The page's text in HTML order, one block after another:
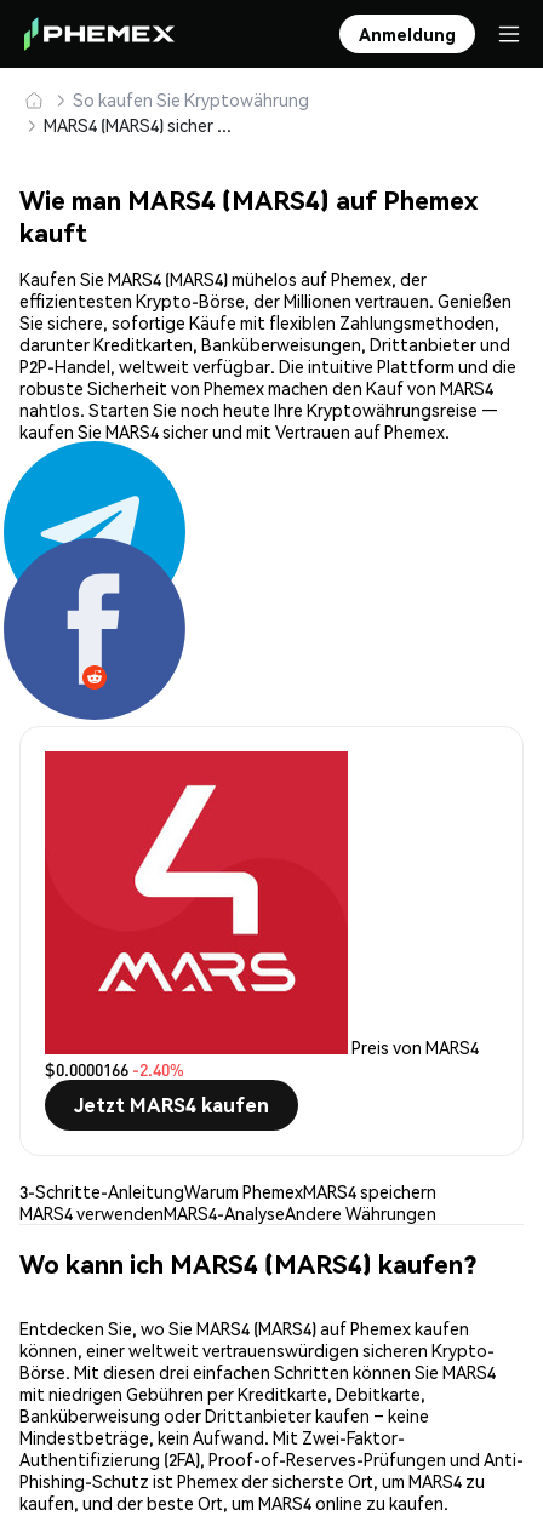
Anmeldung
So kaufen Sie Kryptowährung
MARS4 (MARS4) sicher kaufen und speichern
Wie man MARS4 (MARS4) auf Phemex
kauft
Kaufen Sie MARS4 (MARS4) mühelos auf Phemex, der
effizientesten Krypto-Börse, der Millionen vertrauen. Genießen
Sie sichere, sofortige Käufe mit flexiblen Zahlungsmethoden,
darunter Kreditkarten, Banküberweisungen, Drittanbieter und
P2P-Handel, weltweit verfügbar. Die intuitive Plattform und die
robuste Sicherheit von Phemex machen den Kauf von MARS4
nahtlos. Starten Sie noch heute Ihre Kryptowährungsreise —
kaufen Sie MARS4 sicher und mit Vertrauen auf Phemex.
Teilen:
Preis von MARS4
$0.0000166 -2.40%
Jetzt MARS4 kaufen
3-Schritte-AnleitungWarum PhemexMARS4 speichern
MARS4 verwendenMARS4-AnalyseAndere Währungen
Wo kann ich MARS4 (MARS4) kaufen?
Entdecken Sie, wo Sie MARS4 (MARS4) auf Phemex kaufen
können, einer weltweit vertrauenswürdigen sicheren Krypto-
Börse. Mit diesen drei einfachen Schritten können Sie MARS4
mit niedrigen Gebühren per Kreditkarte, Debitkarte,
Banküberweisung oder Drittanbieter kaufen – keine
Mindestbeträge, kein Aufwand. Mit Zwei-Faktor-
Authentifizierung (2FA), Proof-of-Reserves-Prüfungen und Anti-
Phishing-Schutz ist Phemex der sicherste Ort, um MARS4 zu
kaufen, und der beste Ort, um MARS4 online zu kaufen.